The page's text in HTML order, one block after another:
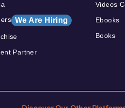
We Are Hiring
Partner
Videos
Ebooks
Books